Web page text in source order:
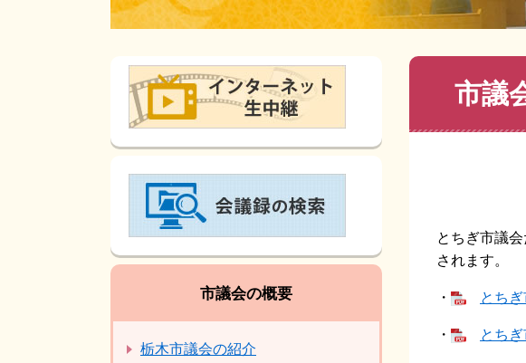
市議
とちぎ市議
されます。
・ とち
・ とち
市議会の概要
栃木市議会の紹介